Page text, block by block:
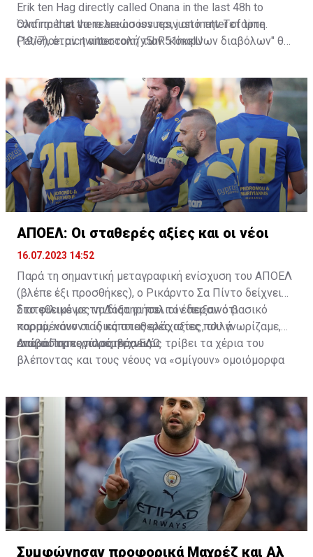
Erik ten Hag directly called Onana in the last 48h to
confirm that there are no issues, just matter of time.
Patience.pic.twitter.com/y5hR51mqlU
Όλα πρέπει να τελειώσουν πριν από την Τετάρτη
(19/7), όταν η αποστολή των "κόκκινων διαβόλων" θα
ΑΠΟΕΛ: Οι σταθερές αξίες και οι νέοι
16.07.2023 14:52
Παρά τη σημαντική μεταγραφική ενίσχυση του ΑΠΟΕΛ
(βλέπε έξι προσθήκες), ο Ρικάρντο Σα Πίντο δείχνει
διατεθειμένος να διατηρήσει τον περσινό βασικό
κορμό, κάνοντας κάποιες ελάχιστες, αλλά
απαραίτητες παρεμβάσεις.
Στο φιλικό με τη Δόξα οι παλιοί έδειξαν ότι
παραμένουν οι ίδιες σταθερές αξίες που γνωρίζαμε,
ενώ ο Πορτογάλος τεχνικός τρίβει τα χέρια του
βλέποντας και τους νέους να «σμίγουν» ομοιόμορφα
Διαβάστε περισσότεραΕΔΩ.
Συμφώνησαν προφορικά Μαχρέζ και Αλ